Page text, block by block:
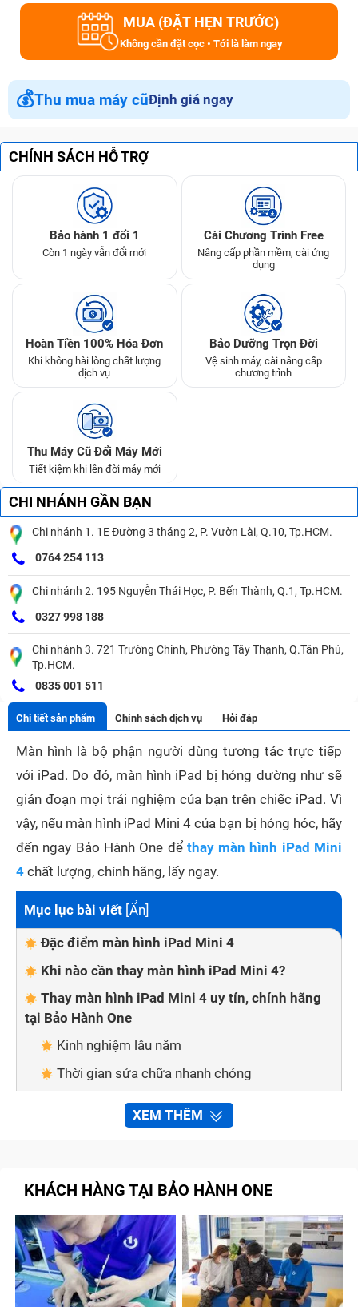
MUA (ĐẶT HẸN TRƯỚC)
Không cần đặt cọc • Tới là làm ngay
💰Thu mua máy cũĐịnh giá ngay
CHÍNH SÁCH HỖ TRỢ
Bảo hành 1 đổi 1
Còn 1 ngày vẫn đổi mới
Cài Chương Trình Free
Nâng cấp phần mềm, cài ứng
dụng
Hoàn Tiền 100% Hóa Đơn
Khi không hài lòng chất lượng
dịch vụ
Bảo Dưỡng Trọn Đời
Vệ sinh máy, cài nâng cấp
chương trình
Thu Máy Cũ Đổi Máy Mới
Tiết kiệm khi lên đời máy mới
CHI NHÁNH GẦN BẠN
Chi nhánh 1. 1E Đường 3 tháng 2, P. Vườn Lài, Q.10, Tp.HCM.
0764 254 113
Chi nhánh 2. 195 Nguyễn Thái Học, P. Bến Thành, Q.1, Tp.HCM.
0327 998 188
Chi nhánh 3. 721 Trường Chinh, Phường Tây Thạnh, Q.Tân Phú,
Tp.HCM.
0835 001 511
Chi tiết sản phẩm Chính sách dịch vụ Hỏi đáp
Màn hình là bộ phận người dùng tương tác trực tiếp
với iPad. Do đó, màn hình iPad bị hỏng dường như sẽ
gián đoạn mọi trải nghiệm của bạn trên chiếc iPad. Vì
vậy, nếu màn hình iPad Mini 4 của bạn bị hỏng hóc, hãy
đến ngay Bảo Hành One để thay màn hình iPad Mini
4 chất lượng, chính hãng, lấy ngay.
Mục lục bài viết [Ẩn]
Đặc điểm màn hình iPad Mini 4
Khi nào cần thay màn hình iPad Mini 4?
Thay màn hình iPad Mini 4 uy tín, chính hãng
tại Bảo Hành One
Kinh nghiệm lâu năm
Thời gian sửa chữa nhanh chóng
Kỹ thuật viên tay nghề cao
Linh kiện chính hãng
Một số dịch vụ liên quan
Thay pin iPad Mini 4
Thay khung viền
Thay camera
XEM THÊM
KHÁCH HÀNG TẠI BẢO HÀNH ONE